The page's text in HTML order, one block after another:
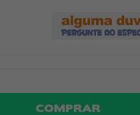
COMPRAR